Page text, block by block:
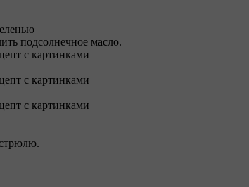
подсолнечное масло.